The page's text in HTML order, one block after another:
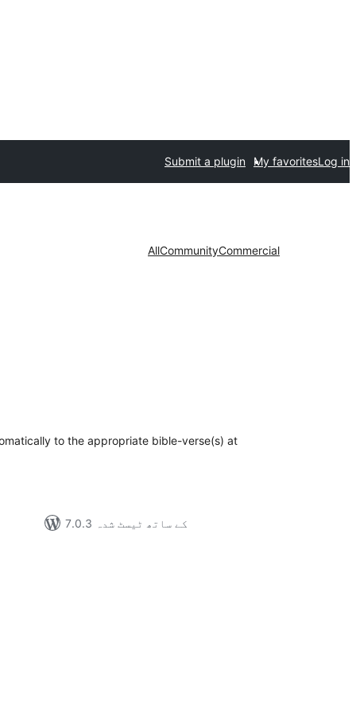
Submit a plugin My favoritesLog in
AllCommunityCommercial
to the appropriate bible-verse(s) at
7.0.3 کے ساتھ ٹیسٹ شدہ